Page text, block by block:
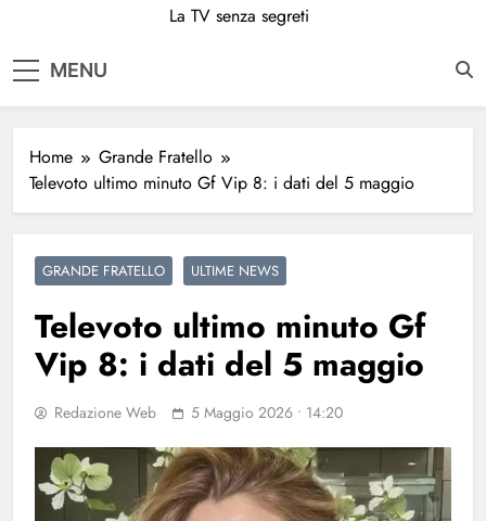
La TV senza segreti
MENU
Home
Grande Fratello
Televoto ultimo minuto Gf Vip 8: i dati del 5 maggio
GRANDE FRATELLO ULTIME NEWS
Televoto ultimo minuto Gf
Vip 8: i dati del 5 maggio
Redazione Web 5 Maggio 2026 • 14:20